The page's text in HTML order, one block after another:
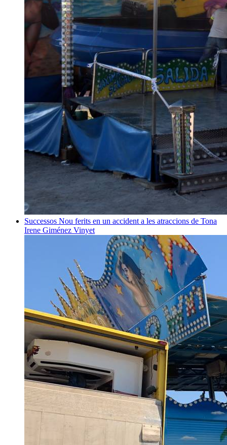
Successos Nou ferits en un accident a les atraccions de Tona
Irene Giménez Vinyet